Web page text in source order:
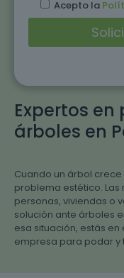
Expertos
árboles en
Cuando un árbol
problema estético.
personas, viviendas o
solución ante árboles
esa situación, estás
empresa para podar y
Acepto la